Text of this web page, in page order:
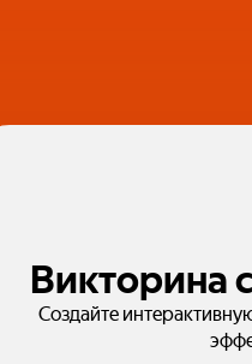
Викторина
Создайте